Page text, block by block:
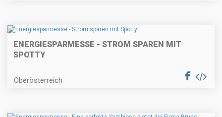
ENERGIESPARMESSE - STROM SPAREN MIT
SPOTTY
Oberösterreich